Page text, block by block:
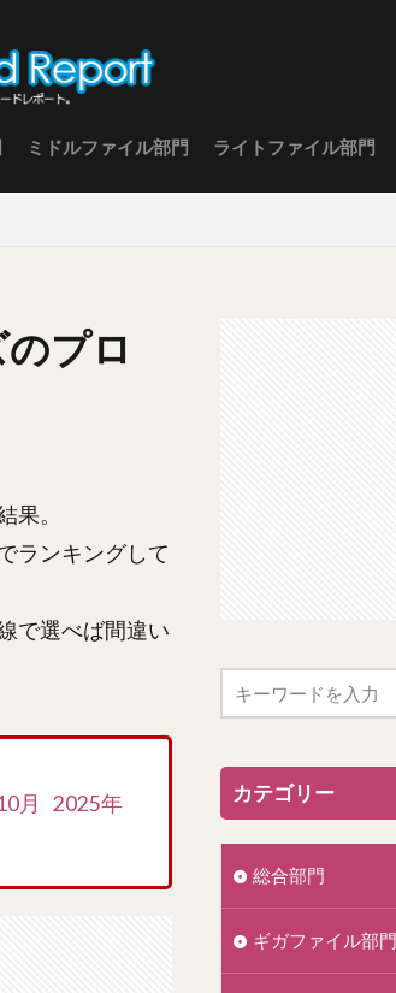
ミドルファイル部門 ライトファイル部門
プロ
果。
ランキングして
で選べば間違い
月
2025年
カテゴリー
総合部門
ギガファイル部門